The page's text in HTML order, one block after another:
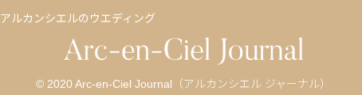
アルカンシエルのウエディング
© 2020 Arc-en-Ciel Journal（アルカンシエル ジャーナル）